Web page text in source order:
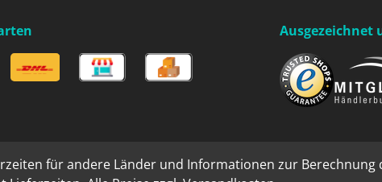
Ausgezeichnet
für andere Länder und Informationen zur